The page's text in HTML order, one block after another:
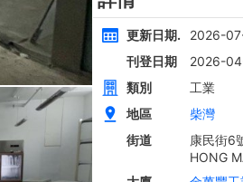
4房
全層
上徑口
沙田 顯